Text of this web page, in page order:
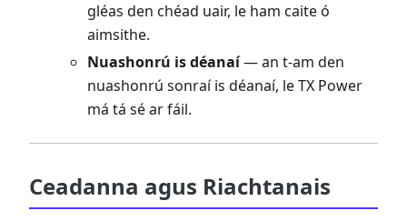
gléas den chéad uair, le ham caite ó
aimsithe.
Nuashonrú is déanaí— an t-am den
nuashonrú sonraí is déanaí, le TX Power
má tá sé ar fáil.
Ceadanna agus Riachtanais